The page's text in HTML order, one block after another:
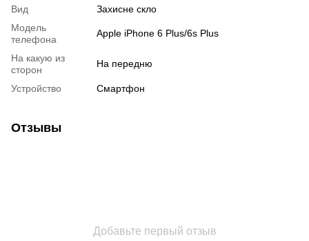
Вид
Захисне скло
Модель
телефона
Apple iPhone 6 Plus/6s Plus
На какую из
сторон
На передню
Устройство Смартфон
Отзывы
Добавьте первый отзыв